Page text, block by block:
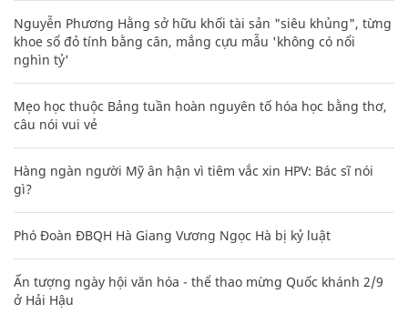
Nguyễn Phương Hằng sở hữu khối tài sản "siêu khủng", từng
khoe sổ đỏ tính bằng cân, mắng cựu mẫu 'không có nổi
nghìn tỷ'
Mẹo học thuộc Bảng tuần hoàn nguyên tố hóa học bằng thơ,
câu nói vui vẻ
Hàng ngàn người Mỹ ân hận vì tiêm vắc xin HPV: Bác sĩ nói
gì?
Phó Đoàn ĐBQH Hà Giang Vương Ngọc Hà bị kỷ luật
Ấn tượng ngày hội văn hóa - thể thao mừng Quốc khánh 2/9
ở Hải Hậu